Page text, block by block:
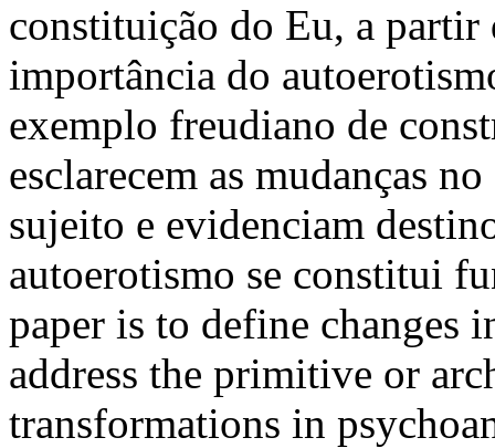
constituição do Eu, a partir
importância do
exemplo freudiano de
esclarecem as mudanças
sujeito e evidenciam
autoerotismo se constitui
paper is to define changes
address the primitive or
transformations in